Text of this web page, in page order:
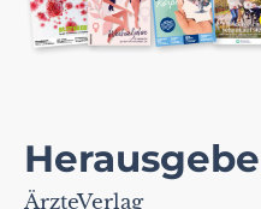
ÄrzteVerlag